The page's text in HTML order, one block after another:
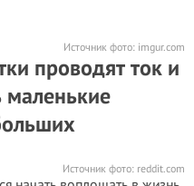
Источник фото: imgur.com
проводят ток и
маленькие
Источник фото: reddit.com